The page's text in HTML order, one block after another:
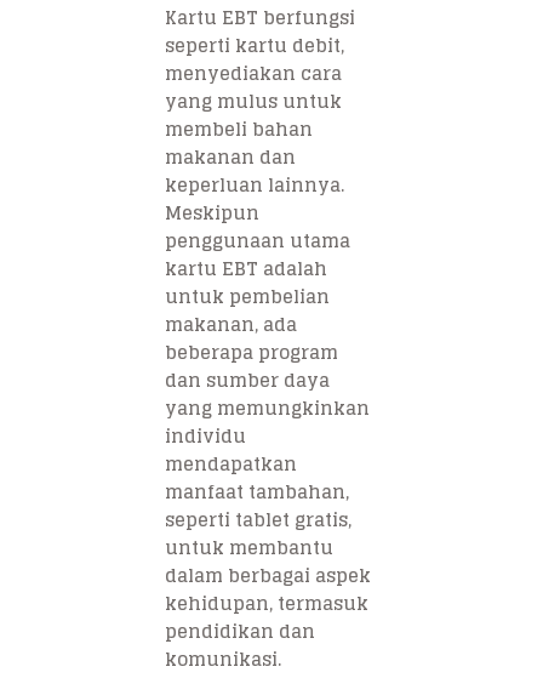
Kartu EBT berfungsi
seperti kartu debit,
menyediakan cara
yang mulus untuk
membeli bahan
makanan dan
keperluan lainnya.
Meskipun
penggunaan utama
kartu EBT adalah
untuk pembelian
makanan, ada
beberapa program
dan sumber daya
yang memungkinkan
individu
mendapatkan
manfaat tambahan,
seperti tablet gratis,
untuk membantu
dalam berbagai aspek
kehidupan, termasuk
pendidikan dan
komunikasi.